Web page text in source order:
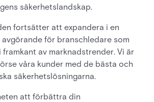
säkerhetslandskap.
fortsätter att expandera i en
för branschledare som
av marknadstrender. Vi är
våra kunder med de bästa och
säkerhetslösningarna.
att förbättra din